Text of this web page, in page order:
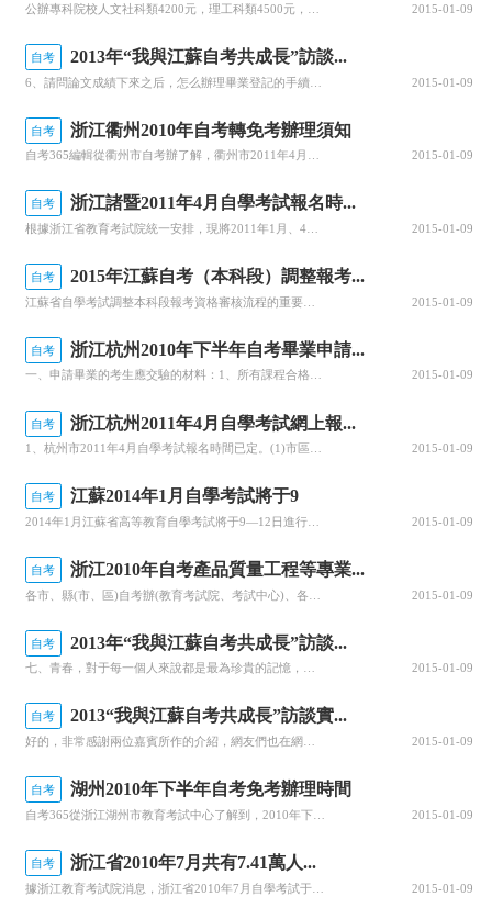
2015-01-09
自考 2013年“我與江蘇自考共成長”訪談...
6、請問論文成績下來之后，怎么辦理畢業登記的手續，需要哪些材料?答：您可以在5月25-31日網上報名期間，登錄江蘇省高等教育自學考試網上報名系統(zxks.jseea.cn)，點擊左側目錄樹“畢業申報管理”中的“畢業申報”按鈕，即可進行申請。當提交完申請后，請按照系統提示的時間、地點去現場交驗材料并確認。需要交驗的材料包括本人身份證、所有準考證、實踐考核(論文答辯)成績通知單、免考證明、本科段報考 2015-01-09
自考 浙江衢州2010年自考轉免考辦理須知
2015-01-09
自考 浙江諸暨2011年4月自學考試報名時...
根據浙江省教育考試院統一安排，現將2011年1月、4月自學考試報名及2010年下半年自考畢業、轉免考手續辦理相關事宜通告如下，望相互告知：一、2011年1月自學考試報名時間2010年11月28日—11月29日。二、2011年4月自學考試（包括教師心理健康教育基礎知識培訓證書考試報名）第二次報名時間2010年11月30日—12月2日。三、2010年下半年自考畢業、轉免考手續辦 2015-01-09
自考 2015年江蘇自考（本科段）調整報考...
2015-01-09
自考 浙江杭州2010年下半年自考畢業申請...
一、申請畢業的考生應交驗的材料：1、所有課程合格證(含實踐考核合格證)，合格證書遺失的，可以在浙江教育考試網下載打印成績;2、身份證原件及復印件;3、所有準考證(指浙江省內的與合格證上準考證號碼一致的);4、申請本科(不含高中起點本科)畢業的考生還應再遞交下列材料：1)專科或本科畢業證書原件及復印件;2)專科或本科的畢業成績復印件(單位或原畢業學校教務處蓋章，有多頁成績的要蓋騎縫章，從本人檔案中復 2015-01-09
自考 浙江杭州2011年4月自學考試網上報...
2015-01-09
自考 江蘇2014年1月自學考試將于9
2014年1月江蘇省高等教育自學考試將于9—12日進行。全省共有14萬人參加本次考試，報考課次數為29萬課次，13個市共設29個考區，79個考點，共2917個考場，將有近6400名教師參加監考工作。江蘇省教育考試院特別提醒廣大考生:1.自學考試每門課程筆試的考試時間為150分鐘。上午為9：00—11：30，下午為2：30—5：00。考生在考前20分鐘須持本人“居民身份證”、“準考證”和“考試通知書 2015-01-09
自考 浙江2010年自考產品質量工程等專業...
2015-01-09
自考 2013年“我與江蘇自考共成長”訪談...
2015-01-09
自考 2013“我與江蘇自考共成長”訪談實...
2015-01-09
自考 湖州2010年下半年自考免考辦理時間
自考365從浙江湖州市教育考試中心了解到，2010年下半年自學考試免考手續辦理時間：9月3日—5日。請考生注意辦理時間。自考365提示湖州市教育考試中心地址湖州市吉山北路6號，聯系電話：2025303 2015-01-09
自考 浙江省2010年7月共有7.41萬人...
據浙江教育考試院消息，浙江省2010年7月自學考試于3日—4日全省各地順利進行。本次考試全省共有7.41萬人報名參加考試，報考課次12.56萬;共開設專業133個，其中專科專業64個，本科專業69個;開考課程465門;全省設考點94個，試場12791個。本次考試全省各地考試工作平穩有序，秩序良好。本次考試正值盛夏，客觀上給組考工作增加了難度。各級教育行政部門和教育考試機構嚴格按照教育部《高等教育自 2015-01-09